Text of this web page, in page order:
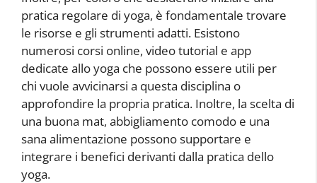
pratica regolare di yoga, è fondamentale trovare
le risorse e gli strumenti adatti. Esistono
numerosi corsi online, video tutorial e app
dedicate allo yoga che possono essere utili per
chi vuole avvicinarsi a questa disciplina o
approfondire la propria pratica. Inoltre, la scelta di
una buona mat, abbigliamento comodo e una
sana alimentazione possono supportare e
integrare i benefici derivanti dalla pratica dello
yoga.